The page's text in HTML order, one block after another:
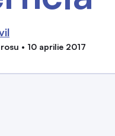
• 10 aprilie 2017